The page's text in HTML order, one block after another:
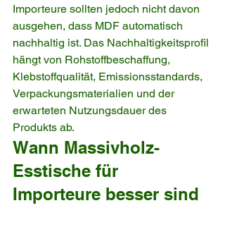
Importeure sollten jedoch nicht davon
ausgehen, dass MDF automatisch
nachhaltig ist. Das Nachhaltigkeitsprofil
hängt von Rohstoffbeschaffung,
Klebstoffqualität, Emissionsstandards,
Verpackungsmaterialien und der
erwarteten Nutzungsdauer des
Produkts ab.
Wann Massivholz-
Esstische für
Importeure besser sind